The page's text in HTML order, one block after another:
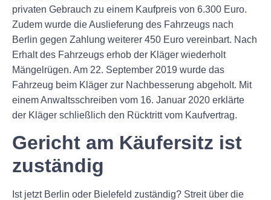
privaten Gebrauch zu einem Kaufpreis von 6.300 Euro.
Zudem wurde die Auslieferung des Fahrzeugs nach
Berlin gegen Zahlung weiterer 450 Euro vereinbart. Nach
Erhalt des Fahrzeugs erhob der Kläger wiederholt
Mängelrügen. Am 22. September 2019 wurde das
Fahrzeug beim Kläger zur Nachbesserung abgeholt. Mit
einem Anwaltsschreiben vom 16. Januar 2020 erklärte
der Kläger schließlich den Rücktritt vom Kaufvertrag.
Gericht am Käufersitz ist
zuständig
Ist jetzt Berlin oder Bielefeld zuständig? Streit über die